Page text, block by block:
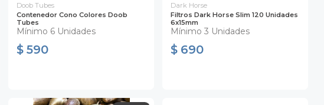
Doob Tubes
Contenedor Cono Colores Doob
Tubes
Mínimo 6 Unidades
$ 590
Dark Horse
Filtros Dark Horse Slim 120 Unidades
6x15mm
Mínimo 3 Unidades
$ 690